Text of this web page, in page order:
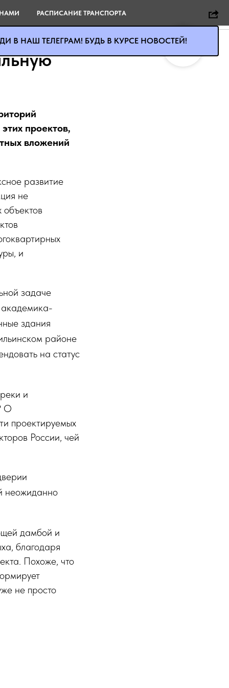
проектов,
вложений
развитие
не
и
задаче
академика-
здания
районе
на статус
и
О
проектируемых
России, чей
неожиданно
дамбой и
благодаря
Похоже, что
не просто
РАСПИСАНИЕ ТРАНСПОРТА
В НАШ ТЕЛЕГРАМ! БУДЬ В КУРСЕ НОВОСТЕЙ!